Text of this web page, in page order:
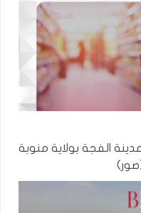
الفجة بولاية منوبة
(صور)